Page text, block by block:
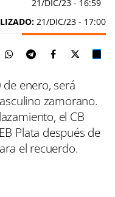
21/DIC/23 - 16:59
21/DIC/23 - 17:00
enero, será
zamorano.
el CB
Plata después de
el recuerdo.